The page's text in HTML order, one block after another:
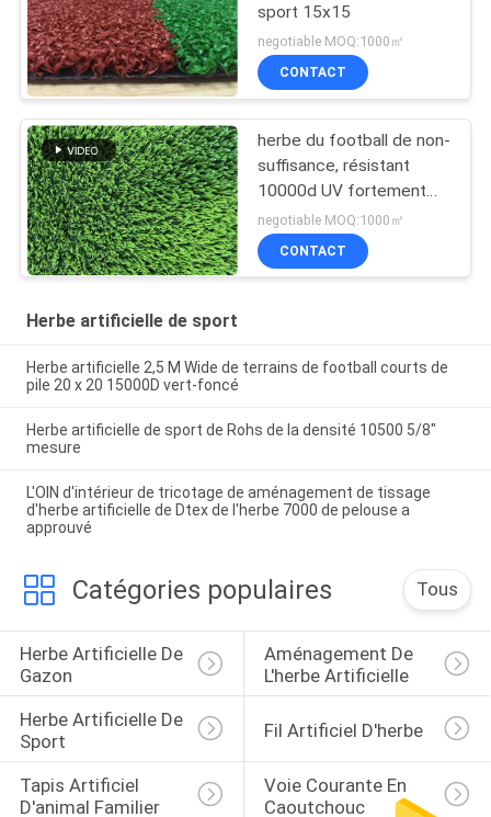
sport 15x15
negotiable MOQ:1000㎡
CONTACT
herbe du football de non-
suffisance, résistant
10000d UV fortement
résistant à l'usure à haute
densité de forme de s
bon
negotiable MOQ:1000㎡
CONTACT
Herbe artificielle de sport
Herbe artificielle 2,5 M Wide de terrains de football courts de
pile 20 x 20 15000D vert-foncé
Herbe artificielle de sport de Rohs de la densité 10500 5/8"
mesure
L'OIN d'intérieur de tricotage de aménagement de tissage
d'herbe artificielle de Dtex de l'herbe 7000 de pelouse a
approuvé
Catégories populaires Tous
Herbe Artificielle De
Gazon
Aménagement De
L'herbe Artificielle
Herbe Artificielle De
Sport
Fil Artificiel D'herbe
Tapis Artificiel
D'animal Familier
Voie Courante En
Caoutchouc